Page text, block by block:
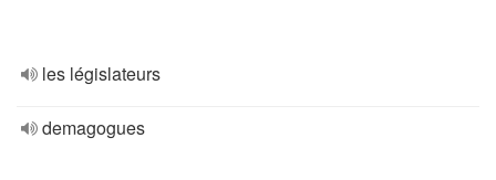
les législateurs
demagogues